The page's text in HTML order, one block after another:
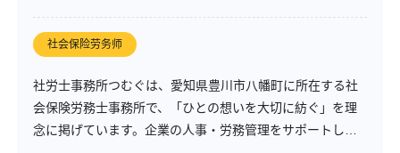
社会保险劳务师
社労士事務所つむぐは、愛知県豊川市八幡町に所在する社
会保険労務士事務所で、「ひとの想いを大切に紡ぐ」を理
念に掲げています。企業の人事・労務管理をサポートし、